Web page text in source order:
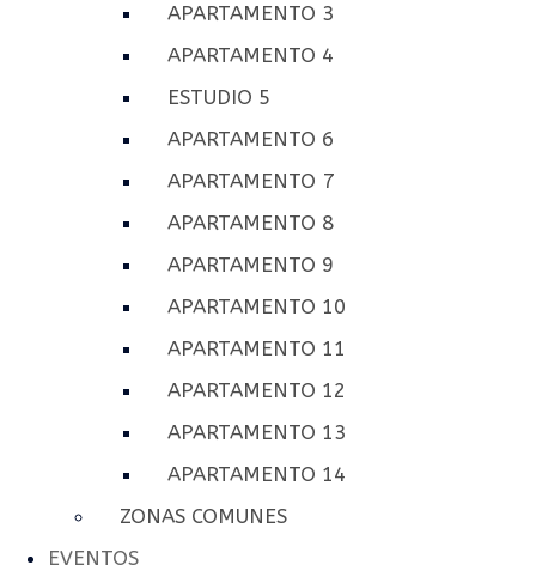
APARTAMENTO 3
APARTAMENTO 4
ESTUDIO 5
APARTAMENTO 6
APARTAMENTO 7
APARTAMENTO 8
APARTAMENTO 9
APARTAMENTO 10
APARTAMENTO 11
APARTAMENTO 12
APARTAMENTO 13
APARTAMENTO 14
ZONAS COMUNES
EVENTOS